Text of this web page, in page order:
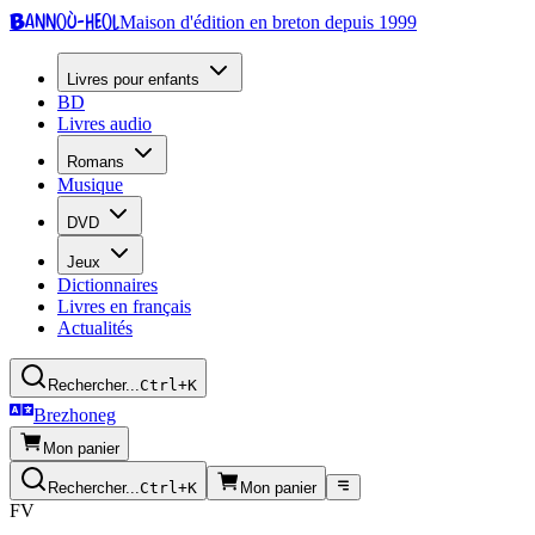
Bannoù-heolMaison d'édition en breton depuis 1999
Livres pour enfants
BD
Livres audio
Romans
Musique
DVD
Jeux
Dictionnaires
Livres en français
Actualités
Rechercher...Ctrl+K
Brezhoneg
Mon panier
Rechercher...Ctrl+K Mon panier
FV